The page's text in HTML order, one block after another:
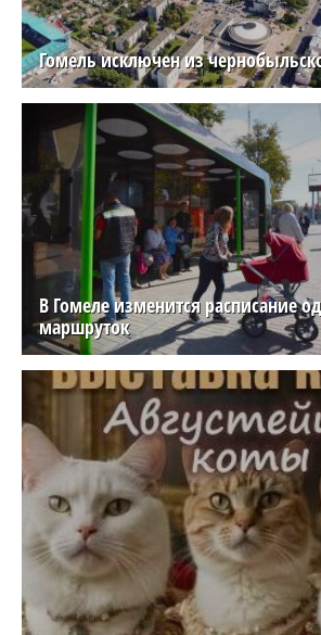
Гомель исключен из
В Гомеле изменится расписание
маршруток